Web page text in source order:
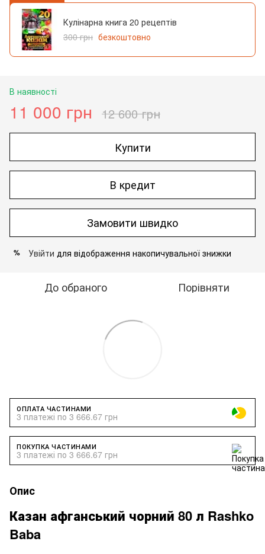
Кулінарна книга 20 рецептів
300 грн безкоштовно
В наявності
11 000 грн 12 600 грн
Купити
В кредит
Замовити швидко
% Увійти для відображення накопичувальної знижки
До обраного Порівняти
ОПЛАТА ЧАСТИНАМИ
3 платежі по 3 666.67 грн
ПОКУПКА ЧАСТИНАМИ
3 платежі по 3 666.67 грн
Опис
Казан афганський чорний 80 л Rashko
Baba